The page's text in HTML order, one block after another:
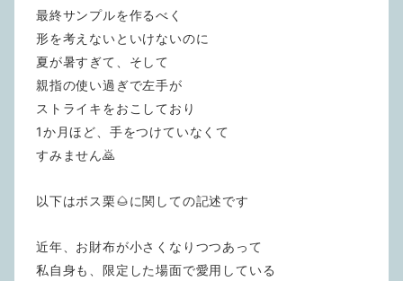
最終サンプルを作るべく
形を考えないといけないのに
夏が暑すぎて、そして
親指の使い過ぎで左手が
ストライキをおこしており
1か月ほど、手をつけていなくて
すみません🙇
以下はボス栗🌰に関しての記述です
近年、お財布が小さくなりつつあって
私自身も、限定した場面で愛用している